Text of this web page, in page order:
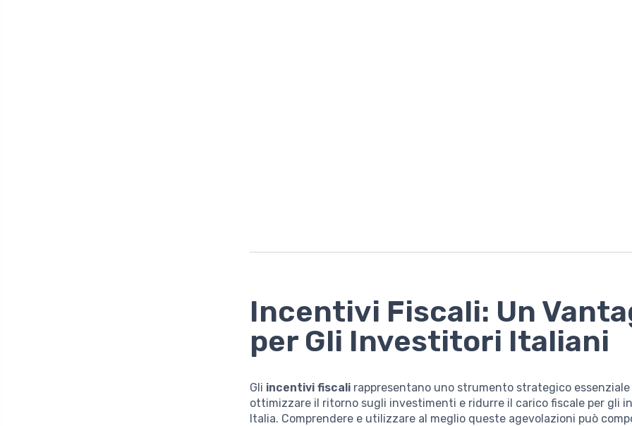
Incentivi Fiscali: Un
per Gli Investitori Italiani
Gli incentivi fiscali rappresentano uno strumento strategico essenziale
ottimizzare il ritorno sugli investimenti e ridurre il carico fiscale per gli
Italia. Comprendere e utilizzare al meglio queste agevolazioni può